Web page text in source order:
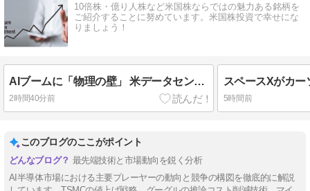
10倍株・億り人株など米国株ならではの魅力ある銘柄を
ご紹介することに努めています。米国株投資で幸せにな
りましょう！
AIブームに「物理の壁」 米データセンター規制500件超で成長モデルに異変
2時間40分前 5時間前
このブログのここがポイント
最先端技術と市場動向を鋭く分析
AI半導体市場における主要プレーヤーの動向と競争の構図を徹底的に解説